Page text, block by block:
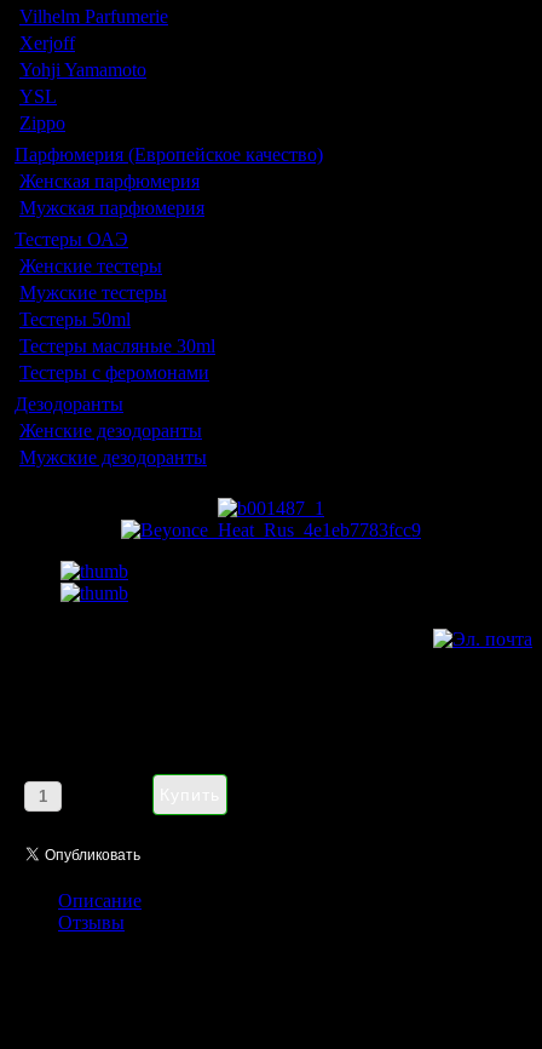
Vilhelm Parfumerie
Xerjoff
Yohji Yamamoto
YSL
Zippo
Парфюмерия (Европейское качество)
Женская парфюмерия
Мужская парфюмерия
Тестеры ОАЭ
Женские тестеры
Мужские тестеры
Тестеры 50ml
Тестеры масляные 30ml
Тестеры с феромонами
Дезодоранты
Женские дезодоранты
Мужские дезодоранты
Описание
Отзывы